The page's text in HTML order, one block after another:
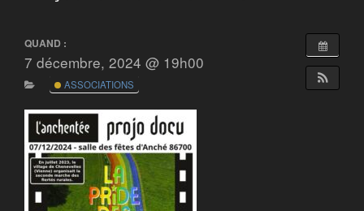
QUAND :
7 décembre, 2024 @ 19h00
ASSOCIATIONS